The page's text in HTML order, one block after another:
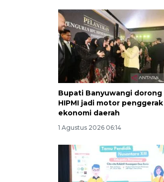
Bupati Banyuwangi dorong
HIPMI jadi motor penggerak
ekonomi daerah
1 Agustus 2026 06:14